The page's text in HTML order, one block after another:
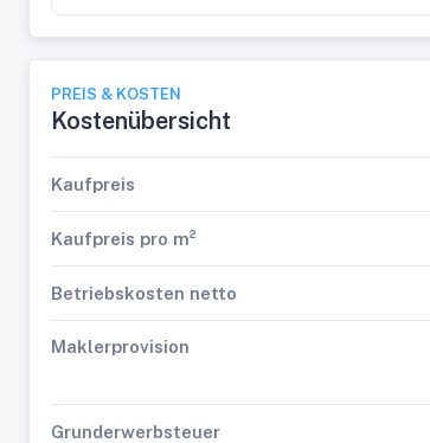
PREIS & KOSTEN
Kostenübersicht
Kaufpreis
Kaufpreis pro m²
Betriebskosten netto
Maklerprovision
Grunderwerbsteuer